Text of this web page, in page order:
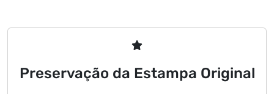
Preservação da Estampa Original